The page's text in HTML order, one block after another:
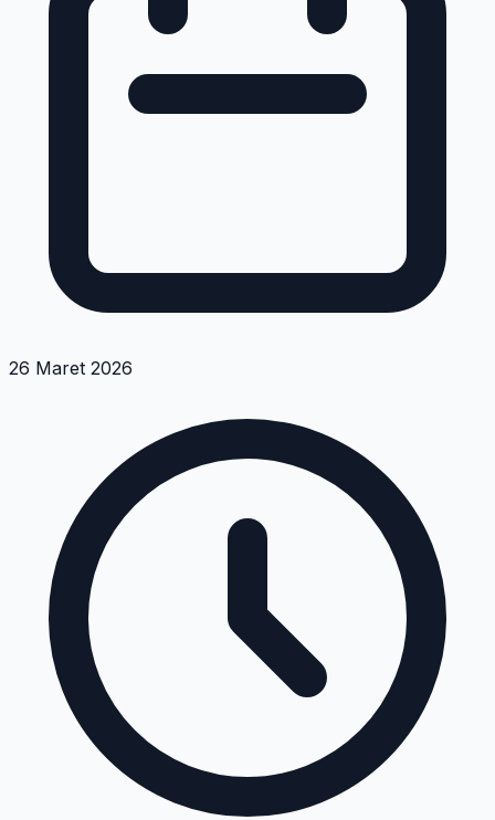
26 Maret 2026